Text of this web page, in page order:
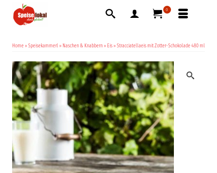
0
Home »Speisekammerl » Naschen & Knabbern » Eis »Stracciatellaeis mit Zotter-Schokolade 480 ml